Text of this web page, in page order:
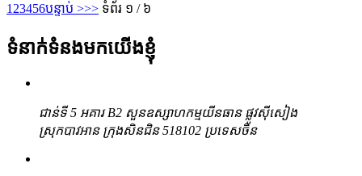
1 23456បន្ទាប់ >>> ទំព័រ ១ / ៦
ទំនាក់ទំនងមកយើងខ្ញុំ
ជាន់ទី 5 អគារ B2 សួនឧស្សាហកម្មយីនធាន ផ្លូវស៊ីសៀង
ស្រុកបាវអាន ក្រុងសិនជិន 518102 ប្រទេសចិន